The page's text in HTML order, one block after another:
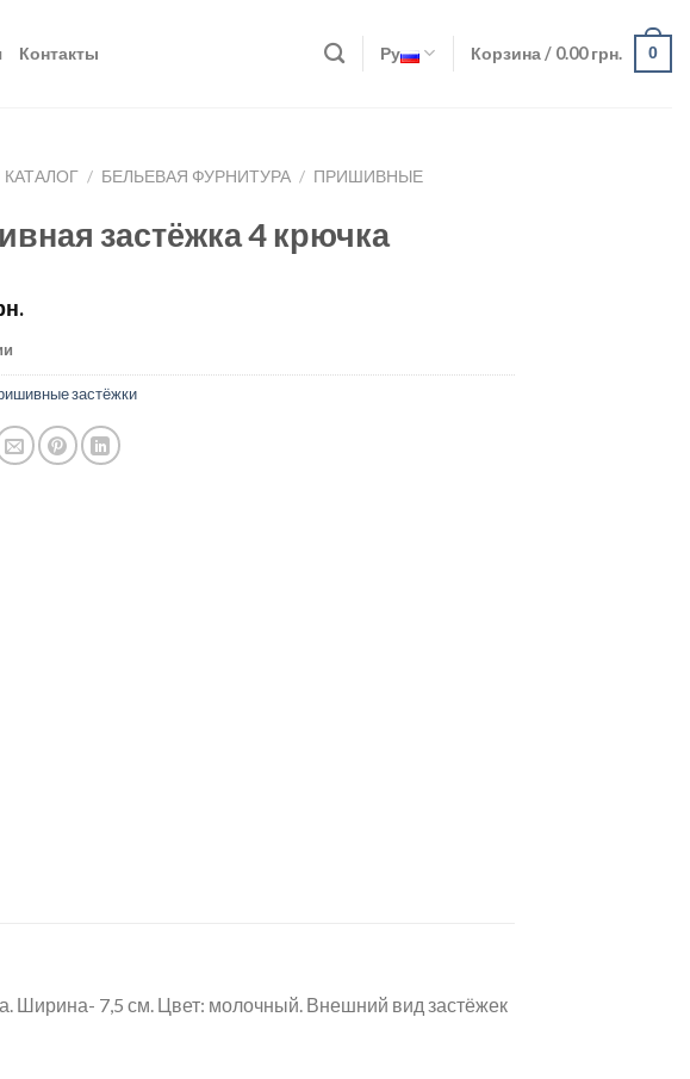
Контакты Ру Корзина / 0.00грн. 0
КАТАЛОГ / БЕЛЬЕВАЯ ФУРНИТУРА / ПРИШИВНЫЕ
застёжка 4 крючка
застёжки
Ширина- 7,5 см. Цвет: молочный. Внешний вид застёжек